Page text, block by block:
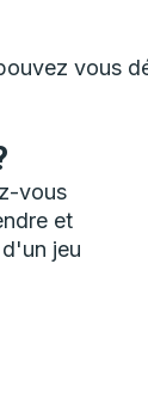
vous
vous
et
jeu